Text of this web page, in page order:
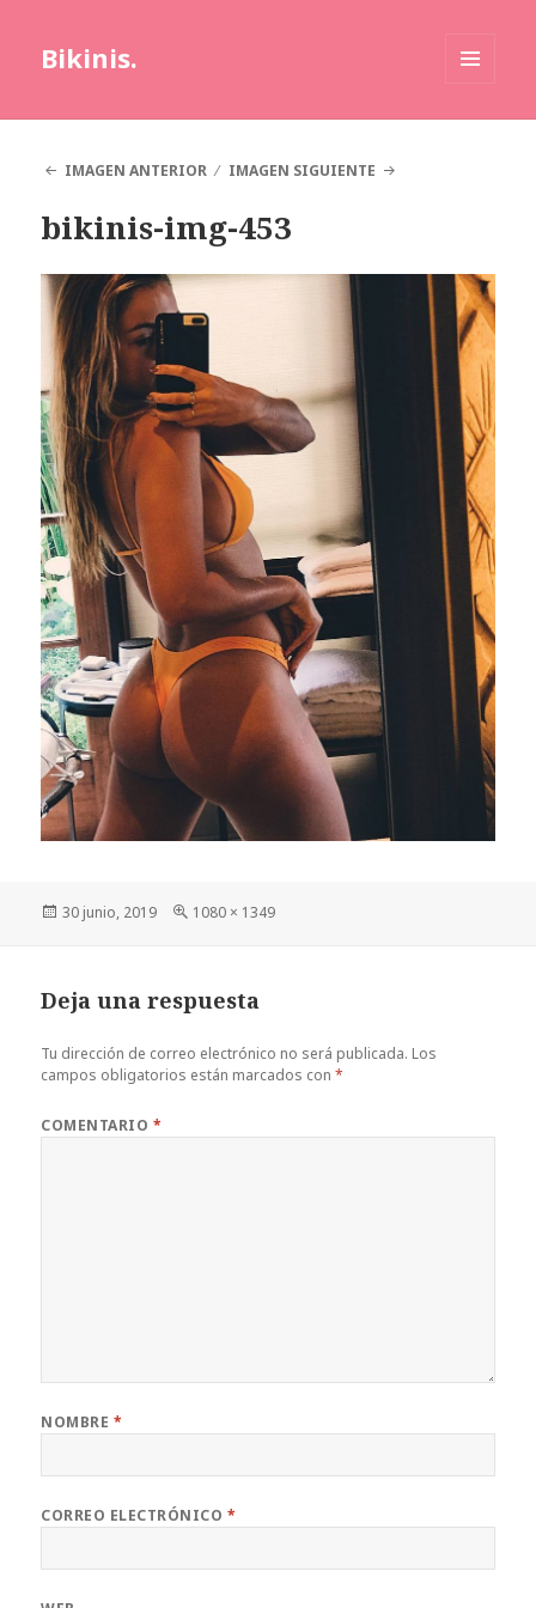
Bikinis.
IMAGEN ANTERIOR
IMAGEN SIGUIENTE
bikinis-img-453
Publicado
30 junio, 2019
Tamaño
1080 × 1349
Deja una respuesta
Tu dirección de correo electrónico no será publicada. Los
campos obligatorios están marcados con*
COMENTARIO *
NOMBRE *
CORREO ELECTRÓNICO *